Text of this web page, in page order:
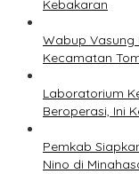
Kebakaran
Wabup Vasung
Kecamatan
Laboratorium
Beroperasi, Ini
Pemkab
Nino di